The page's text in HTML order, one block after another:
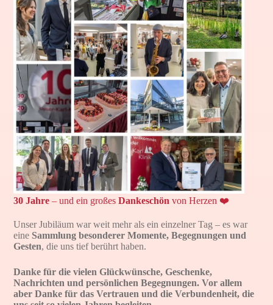
30 Jahre – und ein großesDankeschönvon Herzen ❤️
Unser Jubiläum war weit mehr als ein einzelner Tag – es war
eine Sammlung besonderer Momente, Begegnungen und
Gesten, die uns tief berührt haben.
Danke für die vielen Glückwünsche, Geschenke,
Nachrichten und persönlichen Begegnungen. Vor allem
aber Danke für das Vertrauen und die Verbundenheit, die